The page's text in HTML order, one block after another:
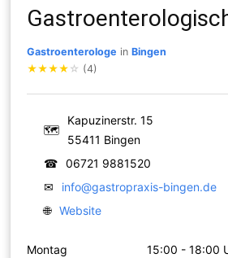
Gastroenterologe inBingen
★★★★ ☆ (4)
🗺
Kapuzinerstr. 15
55411 Bingen
☎
06721 9881520
✉
info@gastropraxis-bingen.de
🌐 Website
Montag
15:00 - 18:00